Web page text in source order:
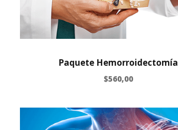
Paquete Hemorroidectomía
$560,00